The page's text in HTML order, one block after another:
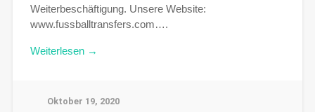
Weiterbeschäftigung. Unsere Website:
www.fussballtransfers.com….
Weiterlesen →
Oktober 19, 2020